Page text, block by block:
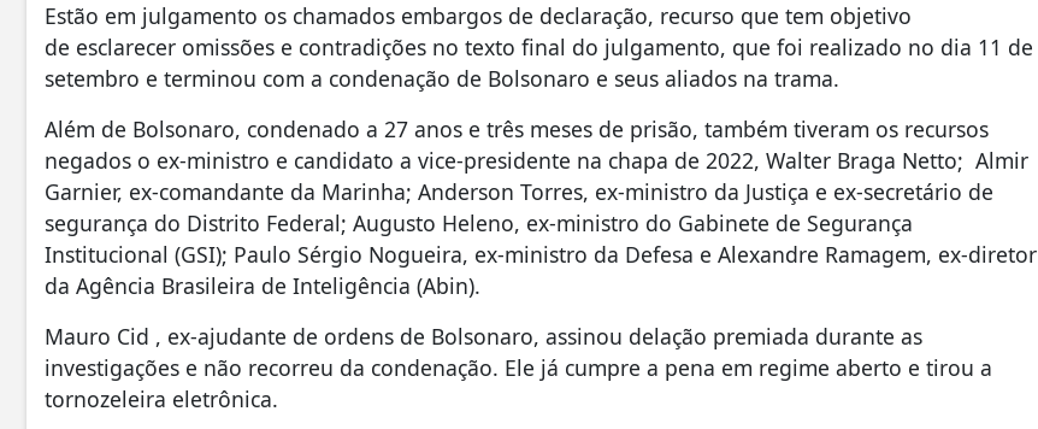
Estão em julgamento os chamados embargos de declaração, recurso que tem objetivo
de esclarecer omissões e contradições no texto final do julgamento, que foi realizado no dia 11 de
setembro e terminou com a condenação de Bolsonaro e seus aliados na trama.
Além de Bolsonaro, condenado a 27 anos e três meses de prisão, também tiveram os recursos
negados o ex-ministro e candidato a vice-presidente na chapa de 2022, Walter Braga Netto; Almir
Garnier, ex-comandante da Marinha; Anderson Torres, ex-ministro da Justiça e ex-secretário de
segurança do Distrito Federal; Augusto Heleno, ex-ministro do Gabinete de Segurança
Institucional (GSI); Paulo Sérgio Nogueira, ex-ministro da Defesa e Alexandre Ramagem, ex-diretor
da Agência Brasileira de Inteligência (Abin).
Mauro Cid , ex-ajudante de ordens de Bolsonaro, assinou delação premiada durante as
investigações e não recorreu da condenação. Ele já cumpre a pena em regime aberto e tirou a
tornozeleira eletrônica.